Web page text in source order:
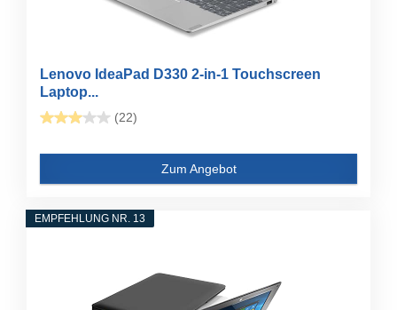
Lenovo IdeaPad D330 2-in-1 Touchscreen
Laptop...
(22)
Zum Angebot
EMPFEHLUNG NR. 13